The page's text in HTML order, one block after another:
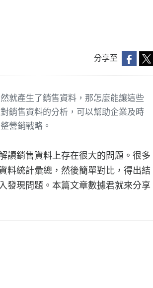
分享至
就產生了銷售資料，那怎麼能讓這些
銷售資料的分析，可以幫助企業及時
營銷戰略。
讀銷售資料上存在很大的問題。很多
料統計彙總，然後簡單對比，得出結
發現問題。本篇文章數據君就來分享